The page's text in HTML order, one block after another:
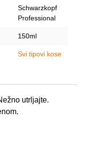
Schwarzkopf
Professional
150ml
Svi tipovi kose
utrljajte.